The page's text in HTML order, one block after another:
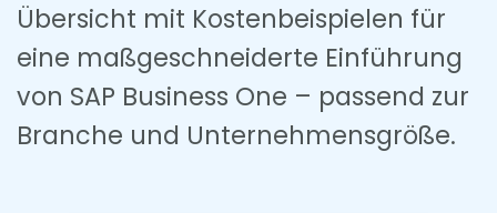
Übersicht mit Kostenbeispielen für
eine maßgeschneiderte Einführung
von SAP Business One – passend zur
Branche und Unternehmensgröße.